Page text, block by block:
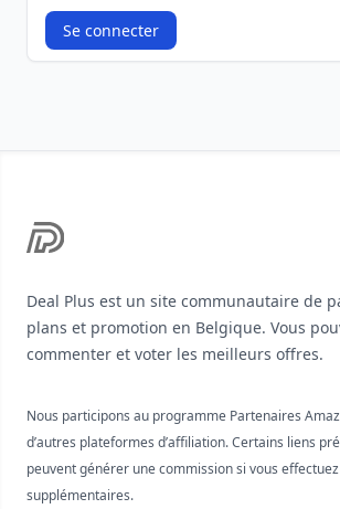
Se connecter
Deal Plus est un site communautaire de
plans et promotion en Belgique. Vous
commenter et voter les meilleurs offres.
Nous participons au programme Partenaires
d’autres plateformes d’affiliation. Certains liens
peuvent générer une commission si vous
supplémentaires.